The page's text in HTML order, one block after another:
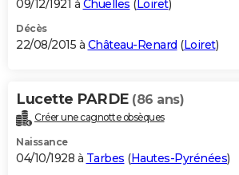
09/12/1921 à Chuelles ( Loiret)
Décès
22/08/2015 à Château-Renard (Loiret)
Lucette PARDE (86 ans)
Créer une cagnotte obsèques
Naissance
04/10/1928 à Tarbes (Hautes-Pyrénées)